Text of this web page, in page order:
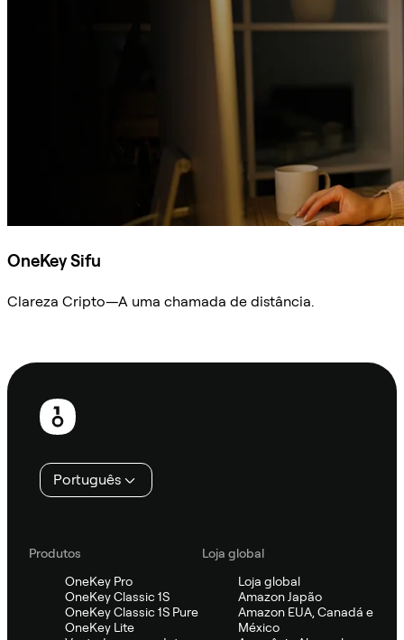
OneKey Sifu
Clareza Cripto—A uma chamada de distância.
Rodapé
Português
Produtos
OneKey Pro
OneKey Classic 1S
OneKey Classic 1S Pure
OneKey Lite
Loja global
Loja global
Amazon Japão
Amazon EUA, Canadá e
México